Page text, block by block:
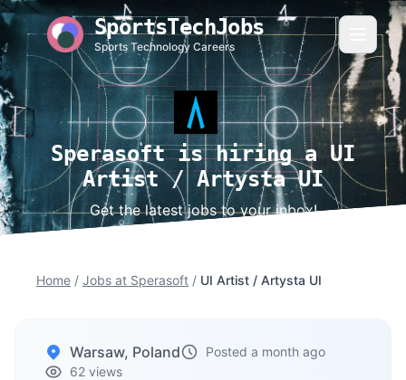
SportsTechJobs
Sports Technology Careers
Sperasoft is hiring a UI
Artist / Artysta UI
Get the latest jobs to your inbox!
Home / Jobs at Sperasoft / UI Artist / Artysta UI
Warsaw, Poland
Posted a month ago
62 views